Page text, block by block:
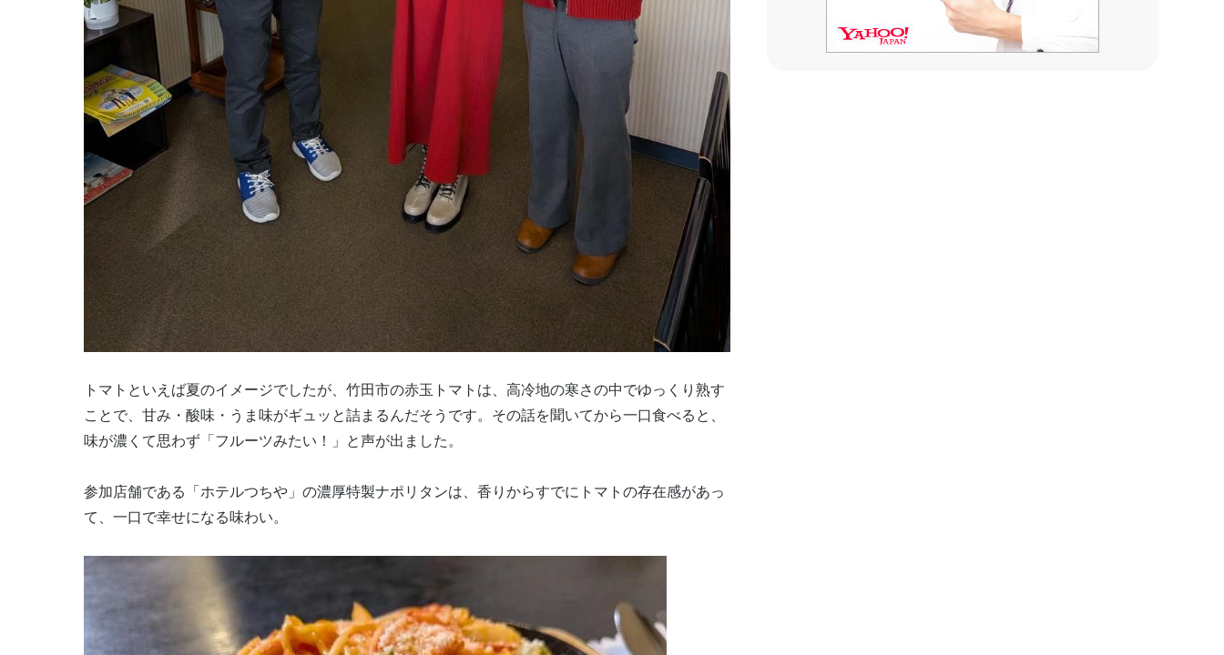
トマトといえば夏のイメージでしたが、竹田市の赤玉トマトは、高冷地の寒さの中でゆっくり熟す
ことで、甘み・酸味・うま味がギュッと詰まるんだそうです。その話を聞いてから一口食べると、
味が濃くて思わず「フルーツみたい！」と声が出ました。
参加店舗である「ホテルつちや」の濃厚特製ナポリタンは、香りからすでにトマトの存在感があっ
て、一口で幸せになる味わい。